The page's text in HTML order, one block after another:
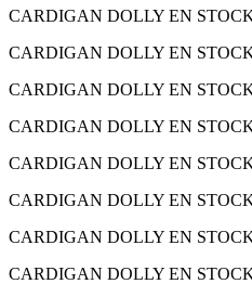
CARDIGAN DOLLY EN
CARDIGAN DOLLY EN
CARDIGAN DOLLY EN
CARDIGAN DOLLY EN
CARDIGAN DOLLY EN
CARDIGAN DOLLY EN
CARDIGAN DOLLY EN
CARDIGAN DOLLY EN